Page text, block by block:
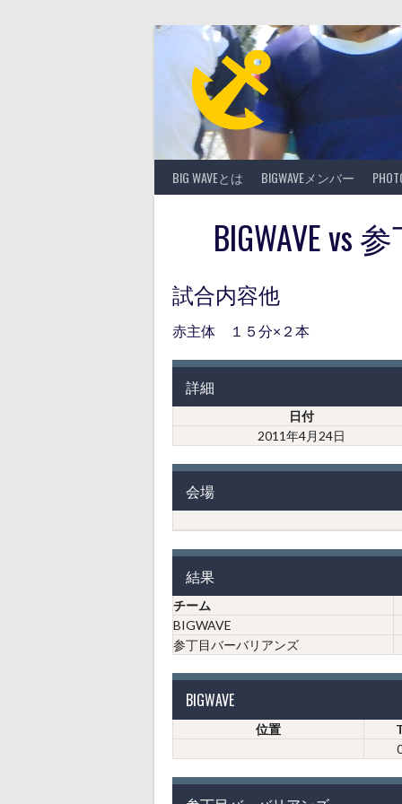
BIG WAVEとは BIGWAVEメンバー
BIGWAVE vs
試合内容他
赤主体 １５分×２本
詳細
日付
2011年4月24日
会場
結果
チーム
BIGWAVE
参丁目バーバリアンズ
BIGWAVE
位置